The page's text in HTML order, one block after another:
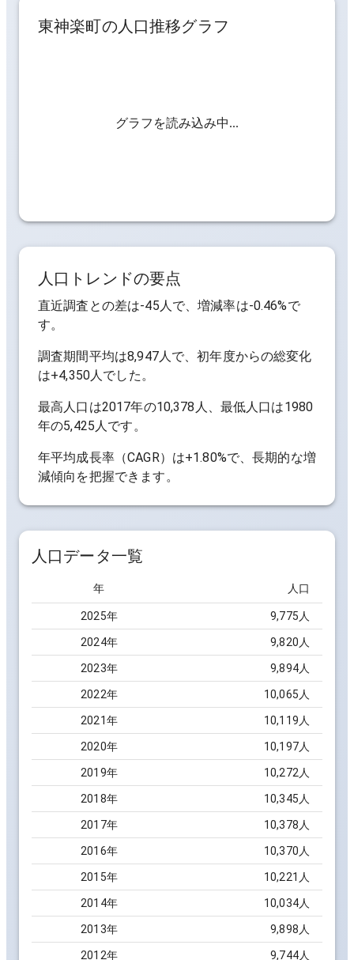
東神楽町の人口推移グラフ
グラフを読み込み中...
人口トレンドの要点
直近調査との差は-45人で、増減率は-0.46%で
す。
調査期間平均は8,947人で、初年度からの総変化
は+4,350人でした。
最高人口は2017年の10,378人 、最低人口は1980
年の5,425人です。
年平均成長率（CAGR）は+1.80%で、長期的な増
減傾向を把握できます。
人口データ一覧
年 人口
2025年 9,775 人
2024年 9,820 人
2023年 9,894人
2022年 10,065 人
2021年 10,119 人
2020年 10,197人
2019年 10,272 人
2018年 10,345 人
2017年 10,378 人
2016年 10,370 人
2015年 10,221 人
2014年 10,034人
2013年 9,898 人
2012年 9,744人